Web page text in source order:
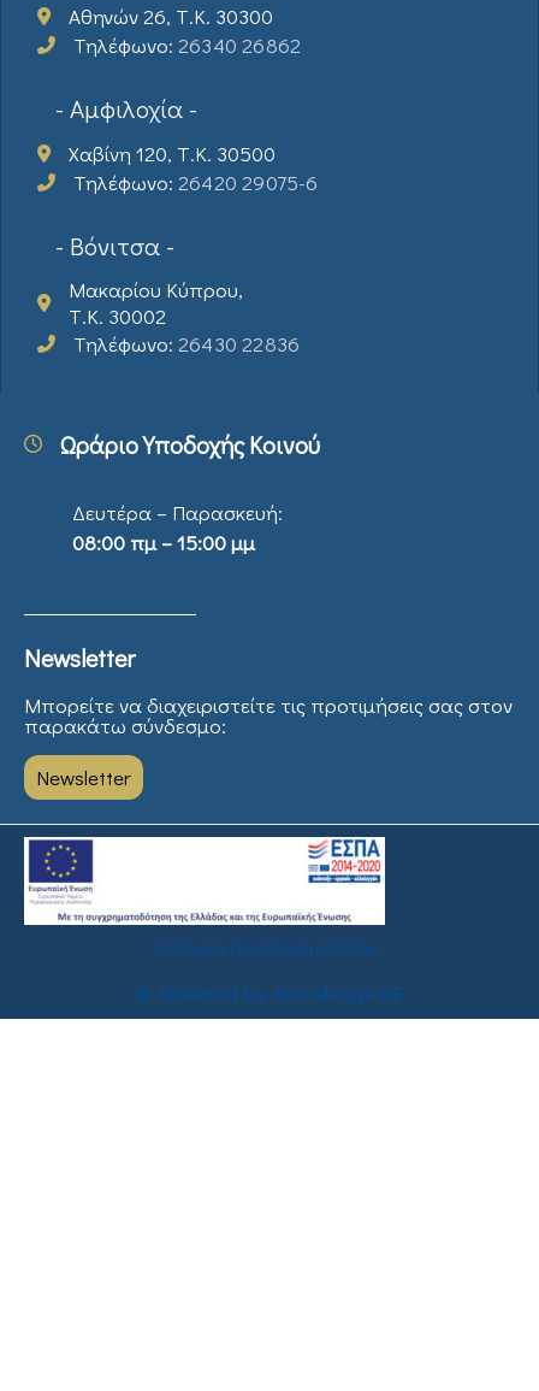
Αθηνών 26, Τ.Κ. 30300
Τηλέφωνο: 26340 26862
- Αμφιλοχία -
Χαβίνη 120, Τ.Κ. 30500
Τηλέφωνο: 26420 29075-6
- Βόνιτσα -
Μακαρίου Κύπρου,
Τ.Κ. 30002
Τηλέφωνο: 26430 22836
Ωράριο Υποδοχής Κοινού
Δευτέρα – Παρασκευή:
08:00 πμ – 15:00 μμ
Newsletter
Μπορείτε να διαχειριστείτε τις προτιμήσεις σας στον
παρακάτω σύνδεσμο:
Newsletter
Δήλωση Προσβασιμότητας
© Powered by Knowledge AE